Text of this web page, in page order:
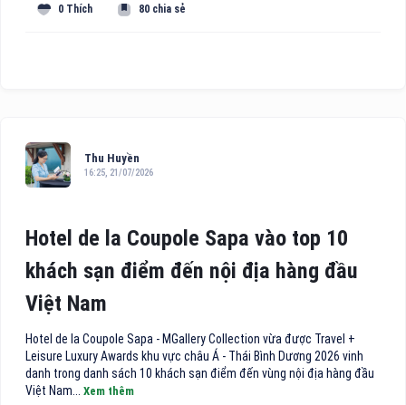
0 Thích 80 chia sẻ
Thu Huyền
16:25, 21/07/2026
Hotel de la Coupole Sapa vào top 10
khách sạn điểm đến nội địa hàng đầu
Việt Nam
Hotel de la Coupole Sapa - MGallery Collection vừa được Travel +
Leisure Luxury Awards khu vực châu Á - Thái Bình Dương 2026 vinh
danh trong danh sách 10 khách sạn điểm đến vùng nội địa hàng đầu
Việt Nam... Xem thêm